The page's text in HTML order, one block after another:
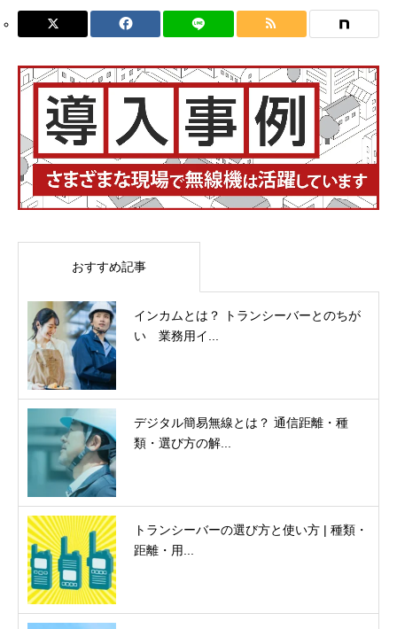
おすすめ記事
インカムとは？ トランシーバーとのちが
い 業務用イ...
デジタル簡易無線とは？ 通信距離・種
類・選び方の解...
トランシーバーの選び方と使い方 | 種類・
距離・用...